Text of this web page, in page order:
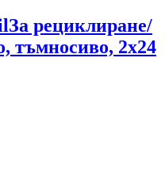
За рециклиране/
тъмносиво, 2x24